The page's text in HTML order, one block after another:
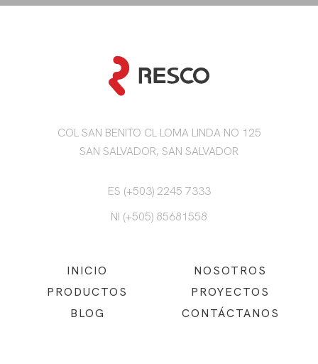
COL SAN BENITO CL LOMA LINDA NO 125
SAN SALVADOR, SAN SALVADOR
ES (+503) 2245 7333
NI (+505) 85681558
INICIO
NOSOTROS
PRODUCTOS
PROYECTOS
BLOG
CONTÁCTANOS